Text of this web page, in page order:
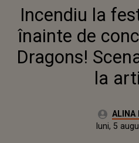
DE
Incendiu la
înainte de
Dragons!
la
Autor:ALINA
sâmbătă, 5 august 2023Actualizat:
luni, 5